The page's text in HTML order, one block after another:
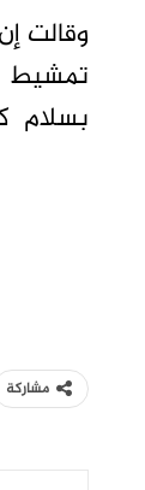
وقالت
تمشيط
بسلام
مشاركة